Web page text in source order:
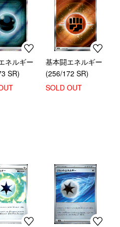
ネルギー
SR)
基本闘エネルギー
(256/172 SR)
SOLD OUT